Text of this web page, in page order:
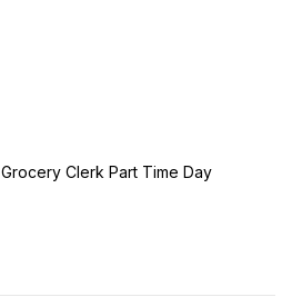
Grocery Clerk Part Time Day